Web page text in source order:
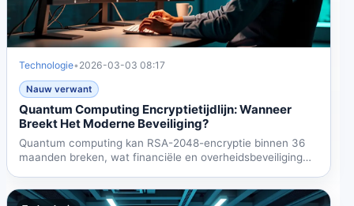
Technologie• 2026-03-03 08:17
Nauw verwant
Quantum Computing Encryptietijdlijn: Wanneer
Breekt Het Moderne Beveiliging?
Quantum computing kan RSA-2048-encryptie binnen 36
maanden breken, wat financiële en overheidsbeveiliging